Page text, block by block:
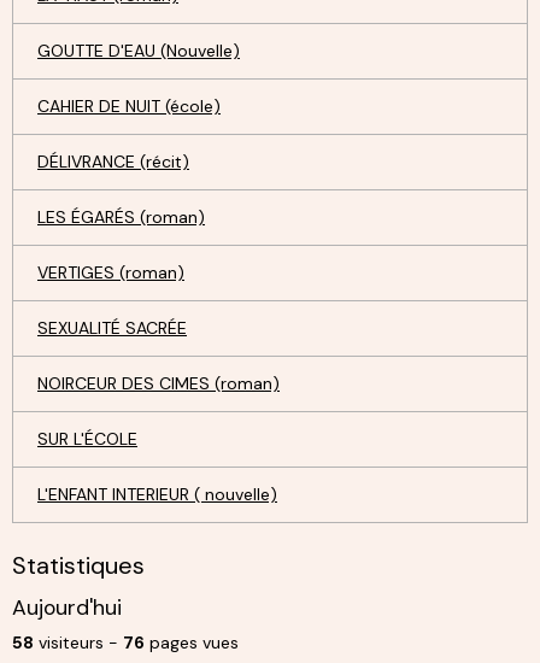
GOUTTE D'EAU (Nouvelle)
CAHIER DE NUIT (école)
DÉLIVRANCE (récit)
LES ÉGARÉS (roman)
VERTIGES (roman)
SEXUALITÉ SACRÉE
NOIRCEUR DES CIMES (roman)
SUR L'ÉCOLE
L'ENFANT INTERIEUR ( nouvelle)
Statistiques
Aujourd'hui
58 visiteurs - 76 pages vues